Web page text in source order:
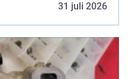
31 juli 2026